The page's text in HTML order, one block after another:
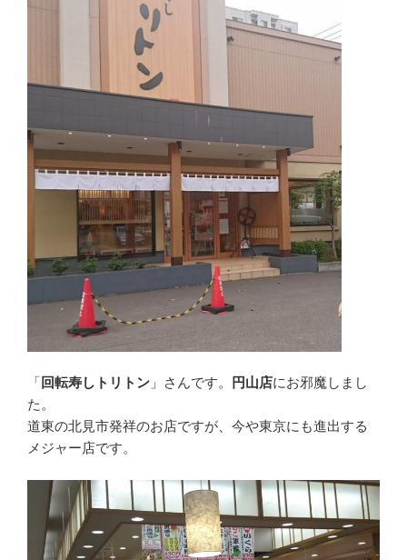
「 回転寿しトリトン 」さんです。 円山店にお邪魔しまし
た。
道東の北見市発祥のお店ですが、今や東京にも進出する
メジャー店です。